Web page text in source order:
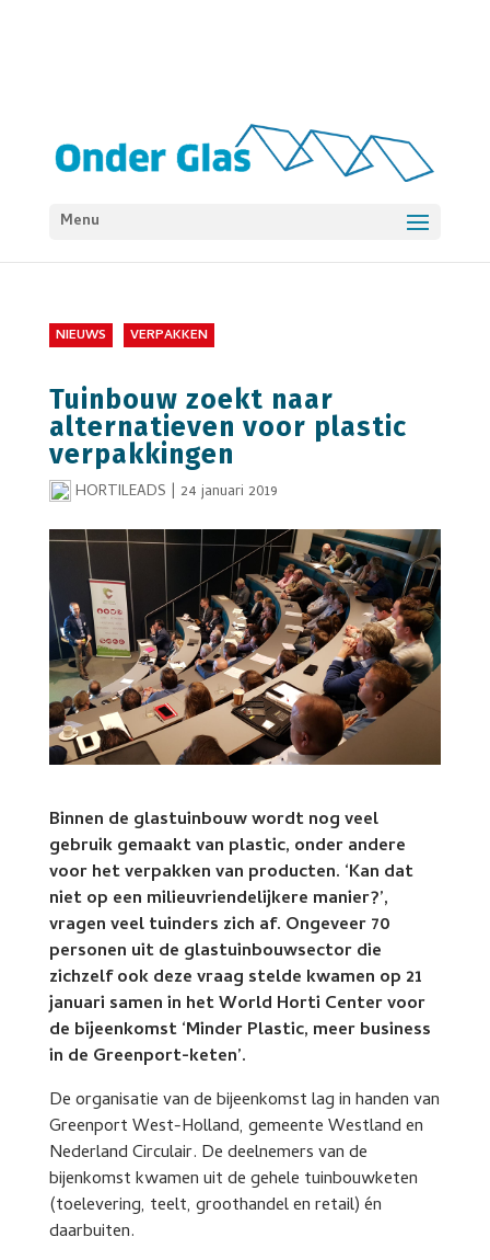
Menu
NIEUWS VERPAKKEN
Tuinbouw zoekt naar
alternatieven voor plastic
verpakkingen
HORTILEADS | 24 januari 2019
Binnen de glastuinbouw wordt nog veel
gebruik gemaakt van plastic, onder andere
voor het verpakken van producten. ‘Kan dat
niet op een milieuvriendelijkere manier?’,
vragen veel tuinders zich af. Ongeveer 70
personen uit de glastuinbouwsector die
zichzelf ook deze vraag stelde kwamen op 21
januari samen in het World Horti Center voor
de bijeenkomst ‘Minder Plastic, meer business
in de Greenport-keten’.
De organisatie van de bijeenkomst lag in handen van
Greenport West-Holland, gemeente Westland en
Nederland Circulair. De deelnemers van de
bijenkomst kwamen uit de gehele tuinbouwketen
(toelevering, teelt, groothandel en retail) én
daarbuiten.